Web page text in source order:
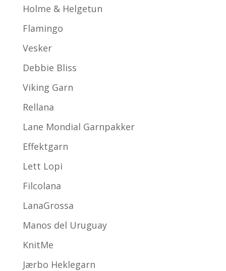
Holme & Helgetun
Flamingo
Vesker
Debbie Bliss
Viking Garn
Rellana
Lane Mondial Garnpakker
Effektgarn
Lett Lopi
Filcolana
LanaGrossa
Manos del Uruguay
KnitMe
Jærbo Heklegarn